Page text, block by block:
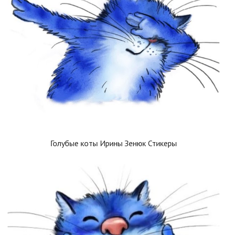
Голубые коты Ирины Зенюк Стикеры